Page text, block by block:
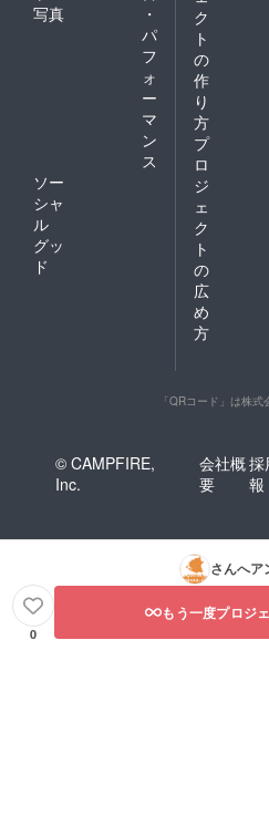
写真
・
パ
フ
ォ
ー
マ
ン
ス
ソー
シャ
ル
グッ
ド
ク
ト
の
作
り
方
プ
ロ
ジ
ェ
ク
ト
の
広
め
方
「QRコード」は株
© CAMPFIRE,
Inc.
会社概
要
採
報
さんへア
0
もう一度プロジ